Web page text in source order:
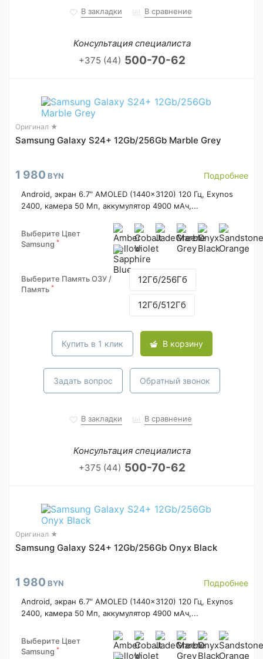
В закладки В сравнение
Консультация специалиста
+375 (44) 500-70-62
Оригинал ★
Samsung Galaxy S24+ 12Gb/256Gb Marble Grey
1 980 BYN Подробнее
Android, экран 6.7" AMOLED (1440x3120) 120 Гц, Exynos
2400, камера 50 Мп, аккумулятор 4900 мАч,...
Выберите Цвет
Samsung *
Выберите Память ОЗУ /
Память *
12Гб/256Гб
12Гб/512Гб
Купить в 1 клик В корзину
Задать вопрос Обратный звонок
В закладки В сравнение
Консультация специалиста
+375 (44) 500-70-62
Оригинал ★
Samsung Galaxy S24+ 12Gb/256Gb Onyx Black
1 980 BYN Подробнее
Android, экран 6.7" AMOLED (1440x3120) 120 Гц, Exynos
2400, камера 50 Мп, аккумулятор 4900 мАч,...
Выберите Цвет
Samsung *